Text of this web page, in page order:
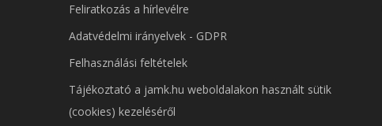
Feliratkozás a hírlevélre
Adatvédelmi irányelvek - GDPR
Felhasználási feltételek
Tájékoztató a jamk.hu weboldalakon használt sütik
(cookies) kezeléséről